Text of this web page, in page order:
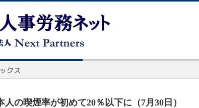
人の喫煙率が初めて20％以下に（7月30日）